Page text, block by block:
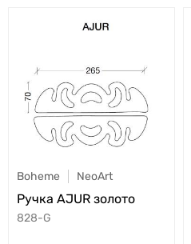
Boheme NeoArt
Ручка AJUR золото
828-G